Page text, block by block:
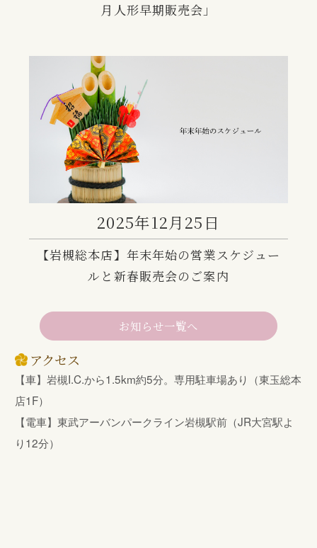
月人形早期販売会」
2025年12月25日
【岩槻総本店】年末年始の営業スケジュー
ルと新春販売会のご案内
お知らせ一覧へ
アクセス
【車】岩槻I.C.から1.5km約5分。専用駐車場あり（東玉総本
店1F）
【電車】東武アーバンパークライン岩槻駅前（JR大宮駅よ
り12分）